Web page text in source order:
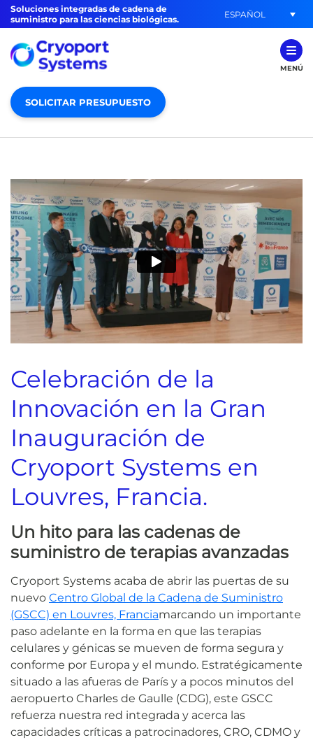
Soluciones integradas de cadena de
suministro para las ciencias biológicas.
ESPAÑOL
MENÚ
SOLICITAR PRESUPUESTO
Celebración de la
Innovación en la Gran
Inauguración de
Cryoport Systems en
Louvres, Francia.
Un hito para las cadenas de
suministro de terapias avanzadas
Cryoport Systems acaba de abrir las puertas de su
nuevo Centro Global de la Cadena de Suministro
(GSCC) en Louvres, Franciamarcando un importante
paso adelante en la forma en que las terapias
celulares y génicas se mueven de forma segura y
conforme por Europa y el mundo. Estratégicamente
situado a las afueras de París y a pocos minutos del
aeropuerto Charles de Gaulle (CDG), este GSCC
refuerza nuestra red integrada y acerca las
capacidades críticas a patrocinadores, CRO, CDMO y